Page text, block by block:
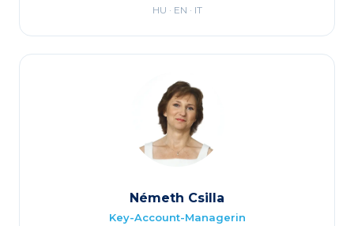
HU · EN · IT
Németh Csilla
Key-Account-Managerin